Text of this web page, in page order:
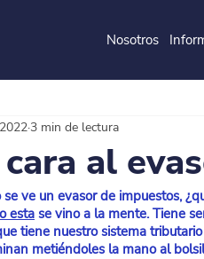
Nosotros
al
3 min de lectura
ve un evasor de impuestos,
esta se vino a la mente. Tiene
tiene nuestro sistema
metiéndoles la mano al